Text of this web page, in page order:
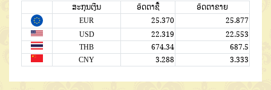
ສະກຸນເງີນ ອັດຕາຊື້
ອັດຕາຂາຍ
EUR
25.370
25.877
USD
22.319
22.553
THB
674.34
687.5
CNY
3.288 3.333